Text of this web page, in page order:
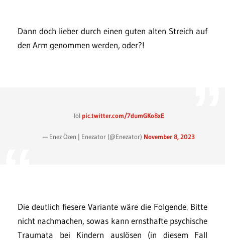
Dann doch lieber durch einen guten alten Streich auf
den Arm genommen werden, oder?!
lol pic.twitter.com/7dumGKo8xE
— Enez Özen | Enezator (@Enezator) November 8, 2023
Die deutlich fiesere Variante wäre die Folgende. Bitte
nicht nachmachen, sowas kann ernsthafte psychische
Traumata bei Kindern auslösen (in diesem Fall